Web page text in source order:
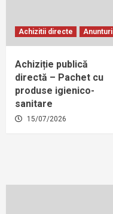
Achizitii directe Anunturi
Achiziție publică
directă – Pachet cu
produse igienico-
sanitare
15/07/2026